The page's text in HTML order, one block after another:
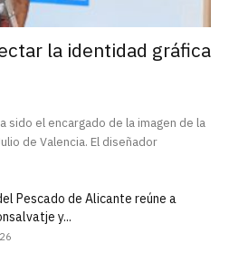
la identidad gráfica
sido el encargado de la imagen de la
de Valencia. El diseñador
Pescado de Alicante reúne a
y...